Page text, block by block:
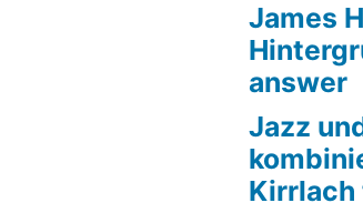
James
answer
Jazz
Kirrlach